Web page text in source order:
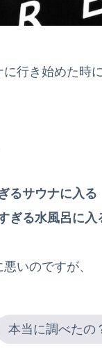
に行き始めた時
るサウナに入る
ぎる水風呂に入
いのですが、
本当に調べたの